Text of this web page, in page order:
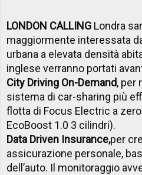
LONDON CALLING Londra
maggiormente interessata
urbana a elevata densità
inglese verranno portati
City Driving On-Demand, per
sistema di car-sharing più
flotta di Focus Electric a
EcoBoost 1.0 3 cilindri).
Data Driven Insurance,per
assicurazione personale,
dell’auto. Il monitoraggio